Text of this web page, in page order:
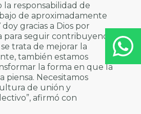
la responsabilidad de
de aproximadamente
gracias a Dios por
seguir contribuyendo,
trata de mejorar la
también estamos
la forma en que la
piensa. Necesitamos
de unión y
afirmó con